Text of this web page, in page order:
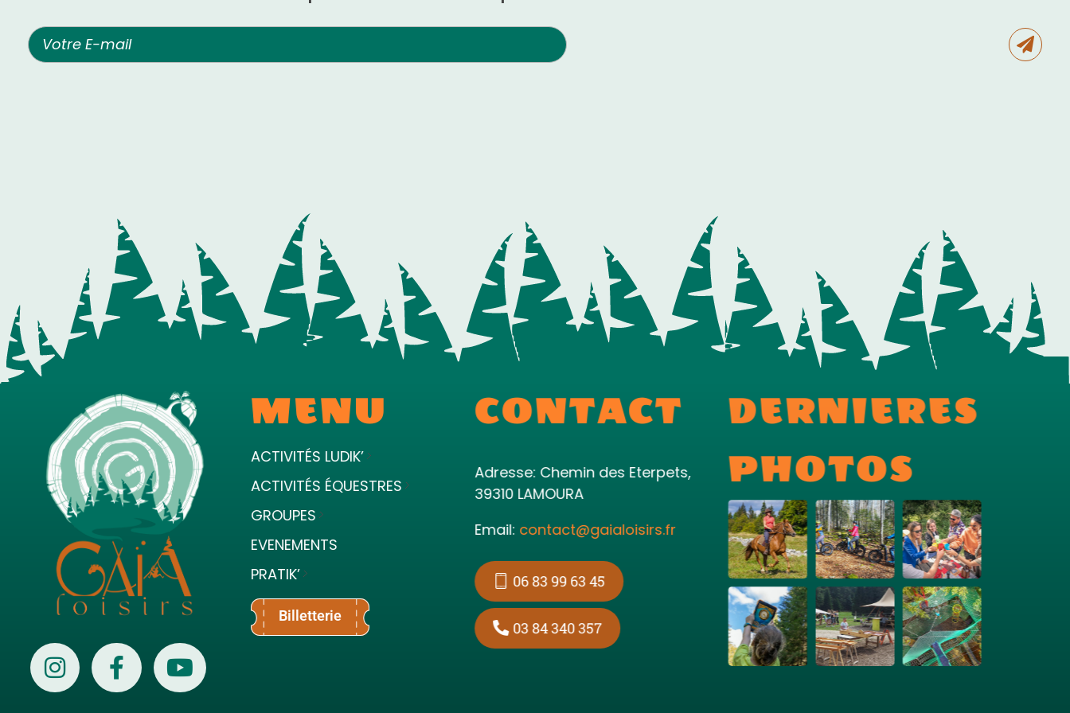
MENU
ACTIVITÉS LUDIK’
ACTIVITÉS ÉQUESTRES
GROUPES
EVENEMENTS
PRATIK’
Billetterie
CONTACT
Adresse: Chemin des Eterpets,
39310 LAMOURA
Email: contact@gaialoisirs.fr
06 83 99 63 45
03 84 340 357
DERNIERES
PHOTOS